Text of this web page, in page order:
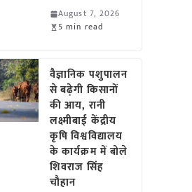
August 7, 2026
5 min read
वैज्ञानिक पशुपालन
से बढ़ेगी किसानों
की आय, रानी
लक्ष्मीबाई केंद्रीय
कृषि विश्वविद्यालय
के कार्यक्रम में बोले
शिवराज सिंह
चौहान